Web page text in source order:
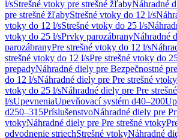
l/sStrešné vtoky pre strešné žľabyNáhradné
pre strešné žľabyStrešné vtoky do 12 l/s
vtoky do 12 l/sStrešné vtoky do 25 l/s
vtoky do 25 l/sPrvky parozábranyNáhradné
parozábranyPre strešné vtoky do 12 l/s
strešné vtoky do 12 l/sPre strešné vtoky do
prepadyNáhradné diely pre Bezpečnostné
do 12 l/sNáhradné diely pre Pre strešné
vtoky do 25 l/sNáhradné diely pre Pre
l/sUpevneniaUpevňovací systém d40–200
d250–315PríslušenstvoNáhradné diely pre
vtokyNáhradné diely pre Pre strešné vtoky
odvodnenie striechStrešné vtokyNáhradné